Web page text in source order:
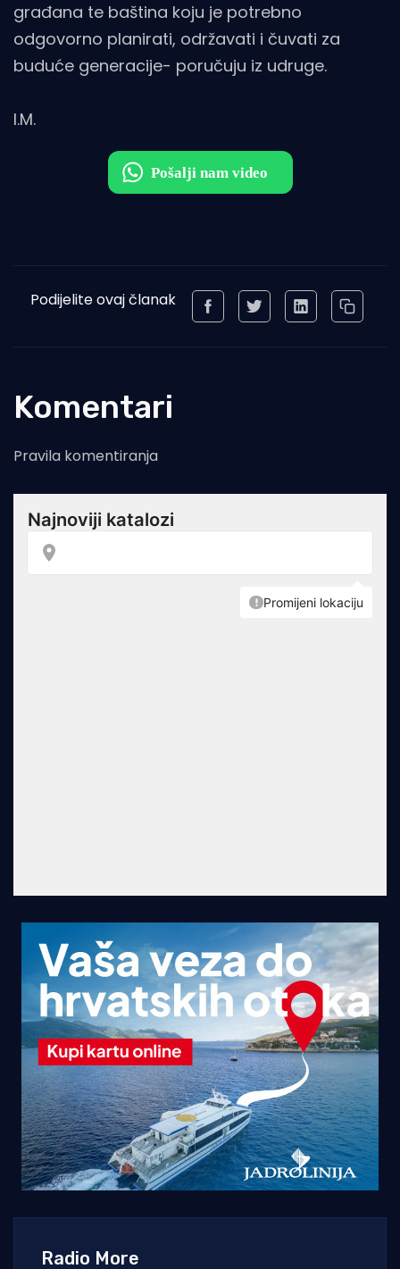
građana te baština koju je potrebno
odgovorno planirati, održavati i čuvati za
buduće generacije- poručuju iz udruge.
I.M.
Podijelite ovaj članak
Komentari
Pravila komentiranja
Radio More